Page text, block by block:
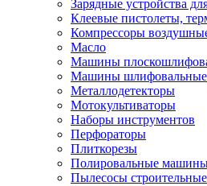
Зарядные устройства
Клеевые пистолеты,
Компрессоры
Масло
Машины
Машины шлифовальные
Металлодетекторы
Мотокультиваторы
Наборы инструментов
Перфораторы
Плиткорезы
Полировальные
Пылесосы строительные